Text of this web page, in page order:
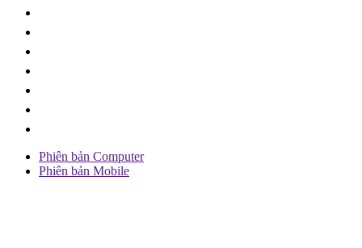
Phiên bản Computer
Phiên bản Mobile